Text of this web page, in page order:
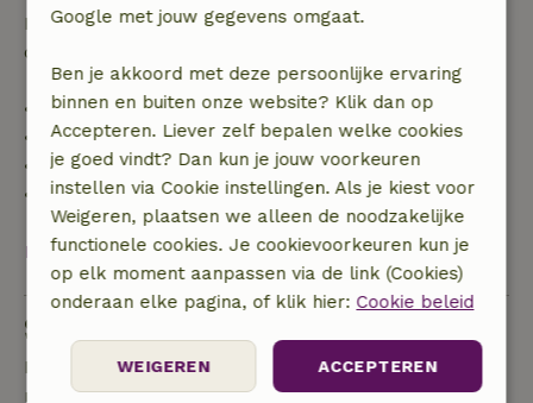
Daarna krijg je een deel van de reissom en 100% van
de borg terugbetaald:
• tot 42 dagen voor aankomst: 70% terugbetaald
• 42–28 dagen voor aankomst: 40% terugbetaald
• 28 dagen tot de aankomstdag: 10% terugbetaald
• op de aankomstdag of later: geen terugbetaling
Bekijk alles
Stel een vraag
Neem contact op met de verhuurder van het
natuurhuisje
Google met jouw gegevens omgaat.
Ben je akkoord met deze persoonlijke ervaring
binnen en buiten onze website? Klik dan op
Accepteren. Liever zelf bepalen welke cookies
je goed vindt? Dan kun je jouw voorkeuren
instellen via Cookie instellingen. Als je kiest voor
Weigeren, plaatsen we alleen de noodzakelijke
functionele cookies. Je cookievoorkeuren kun je
op elk moment aanpassen via de link (Cookies)
onderaan elke pagina, of klik hier: Cookie beleid
ACCEPTEREN
WEIGEREN